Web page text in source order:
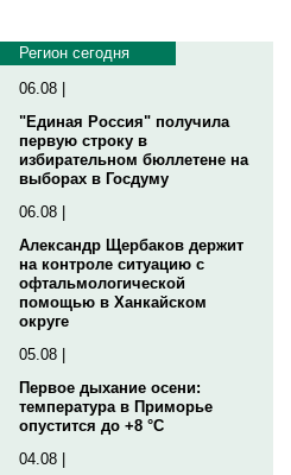
Регион сегодня
06.08 |
"Единая Россия" получила
первую строку в
избирательном бюллетене на
выборах в Госдуму
06.08 |
Александр Щербаков держит
на контроле ситуацию с
офтальмологической
помощью в Ханкайском
округе
05.08 |
Первое дыхание осени:
температура в Приморье
опустится до +8 °C
04.08 |